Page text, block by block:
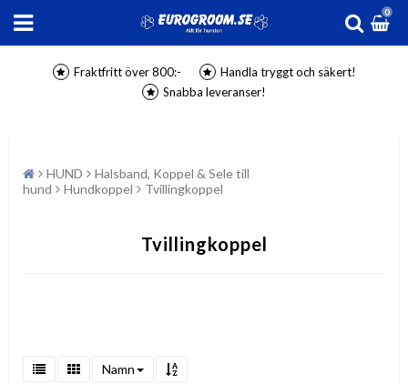
0
Fraktfritt över 800:-
Handla tryggt och säkert!
Snabba leveranser!
HUND
Halsband, Koppel & Sele till
hund
Hundkoppel Tvillingkoppel
Tvillingkoppel
Namn